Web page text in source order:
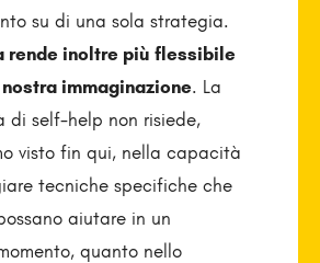
su di una sola strategia.
rende inoltre più flessibile
immaginazione. La
di self-help non risiede,
visto fin qui, nella capacità
tecniche specifiche che
aiutare in un
quanto nello